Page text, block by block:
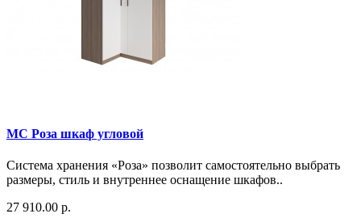
МС Роза шкаф угловой
Система хранения «Роза» позволит самостоятельно выбрать
размеры, стиль и внутреннее оснащение шкафов..
27 910.00 р.